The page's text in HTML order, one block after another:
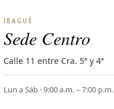
IBAGUÉ
Sede Centro
Calle 11 entre Cra. 5ª y 4ª
Lun a Sáb · 9:00 a.m. – 7:00 p.m.